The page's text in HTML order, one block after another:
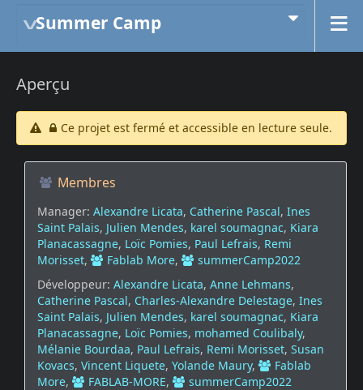
Summer Camp
Aperçu
Ce projet est fermé et accessible en lecture seule.
Membres
Manager: Alexandre Licata, Catherine Pascal, Ines
Saint Palais, Julien Mendes, karel soumagnac, Kiara
Planacassagne, Loïc Pomies, Paul Lefrais, Remi
Morisset, Fablab More,
summerCamp2022
Développeur: Alexandre Licata, Anne Lehmans,
Catherine Pascal, Charles-Alexandre Delestage, Ines
Saint Palais, Julien Mendes, karel soumagnac, Kiara
Planacassagne, Loïc Pomies, mohamed Coulibaly,
Mélanie Bourdaa, Paul Lefrais, Remi Morisset, Susan
Kovacs, Vincent Liquete, Yolande Maury,
Fablab
More, FABLAB-MORE,
summerCamp2022